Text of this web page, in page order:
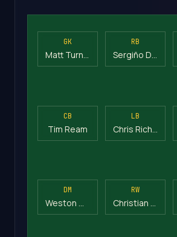
GK
Matt Turner
RB
Sergiño Dest
CB
Tim Ream
LB
DM
Weston McKennie
RW
Christian Pulisic